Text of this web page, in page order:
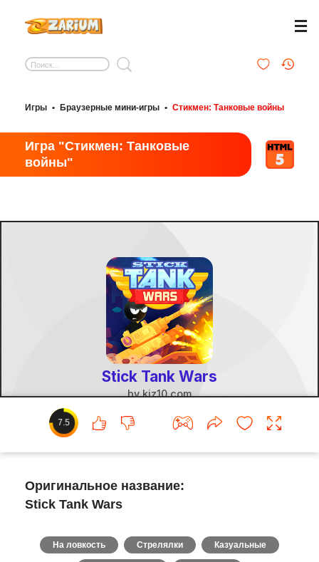
Игры • Браузерные мини-игры • Стикмен: Танковые войны
Игра "Стикмен: Танковые
войны"
7.5
Оригинальное название:
Stick Tank Wars
На ловкость Стрелялки Казуальные